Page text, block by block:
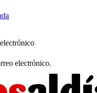
electrónico.